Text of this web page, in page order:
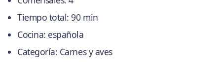
Tiempo total: 90 min
Cocina: española
Categoría: Carnes y aves